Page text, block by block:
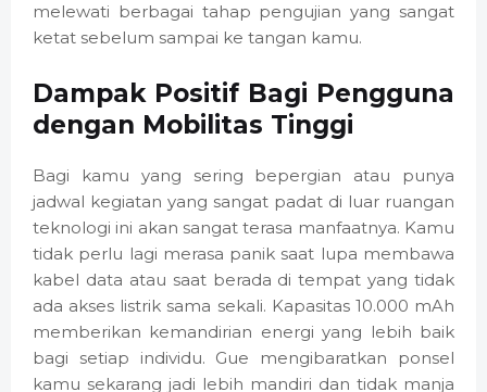
melewati berbagai tahap pengujian yang sangat
ketat sebelum sampai ke tangan kamu.
Dampak Positif Bagi Pengguna
dengan Mobilitas Tinggi
Bagi kamu yang sering bepergian atau punya
jadwal kegiatan yang sangat padat di luar ruangan
teknologi ini akan sangat terasa manfaatnya. Kamu
tidak perlu lagi merasa panik saat lupa membawa
kabel data atau saat berada di tempat yang tidak
ada akses listrik sama sekali. Kapasitas 10.000 mAh
memberikan kemandirian energi yang lebih baik
bagi setiap individu. Gue mengibaratkan ponsel
kamu sekarang jadi lebih mandiri dan tidak manja